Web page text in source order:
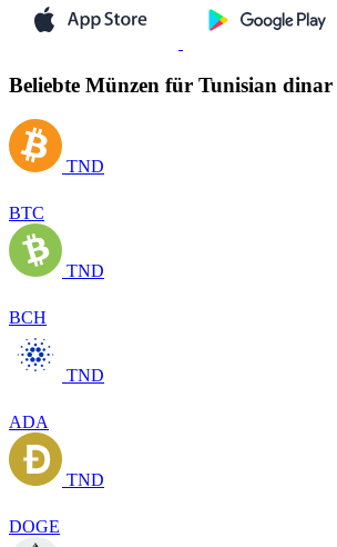
Beliebte Münzen für Tunisian
TND
BTC
TND
BCH
TND
ADA
TND
DOGE